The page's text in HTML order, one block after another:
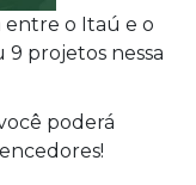
entre o Itaú e o
9 projetos nessa
poderá